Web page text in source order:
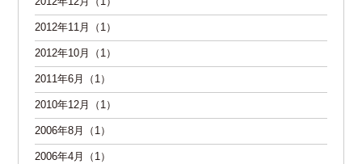
2012年11月（1）
2012年10月（1）
2011年6月（1）
2010年12月（1）
2006年8月（1）
2006年4月（1）